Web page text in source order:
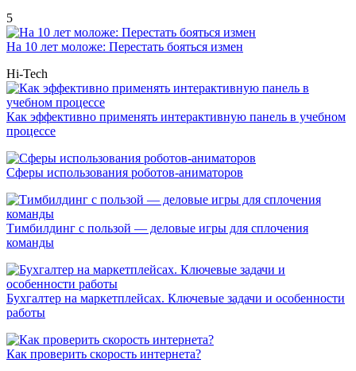
5
На 10 лет моложе: Перестать бояться измен
Hi-Tech
Как эффективно применять интерактивную панель в учебном
процессе
Сферы использования роботов-аниматоров
Тимбилдинг с пользой — деловые игры для сплочения
команды
Бухгалтер на маркетплейсах. Ключевые задачи и особенности
работы
Как проверить скорость интернета?